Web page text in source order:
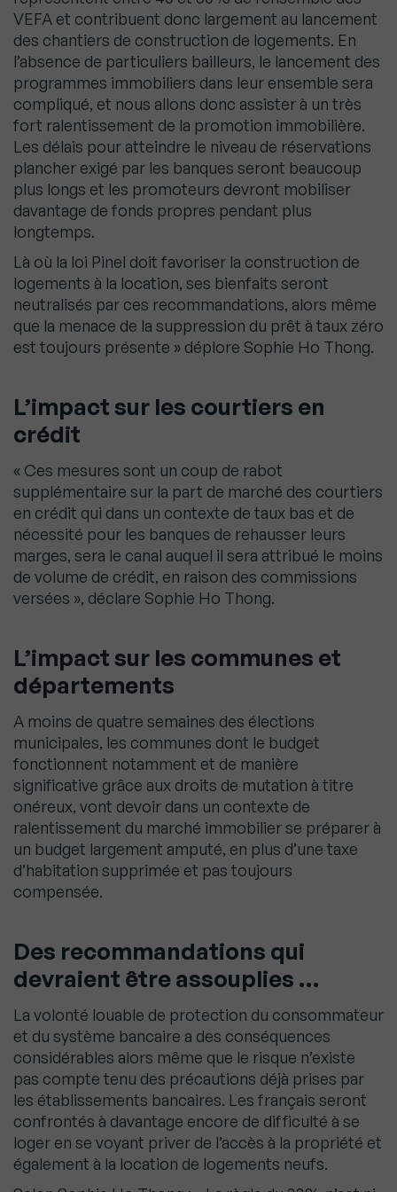
VEFA et contribuent donc largement au lancement
des chantiers de construction de logements. En
l’absence de particuliers bailleurs, le lancement des
programmes immobiliers dans leur ensemble sera
compliqué, et nous allons donc assister à un très
fort ralentissement de la promotion immobilière.
Les délais pour atteindre le niveau de réservations
plancher exigé par les banques seront beaucoup
plus longs et les promoteurs devront mobiliser
davantage de fonds propres pendant plus
longtemps.
Là où la loi Pinel doit favoriser la construction de
logements à la location, ses bienfaits seront
neutralisés par ces recommandations, alors même
que la menace de la suppression du prêt à taux zéro
est toujours présente » déplore Sophie Ho Thong.
L’impact sur les courtiers en
crédit
« Ces mesures sont un coup de rabot
supplémentaire sur la part de marché des courtiers
en crédit qui dans un contexte de taux bas et de
nécessité pour les banques de rehausser leurs
marges, sera le canal auquel il sera attribué le moins
de volume de crédit, en raison des commissions
versées », déclare Sophie Ho Thong.
L’impact sur les communes et
départements
A moins de quatre semaines des élections
municipales, les communes dont le budget
fonctionnent notamment et de manière
significative grâce aux droits de mutation à titre
onéreux, vont devoir dans un contexte de
ralentissement du marché immobilier se préparer à
un budget largement amputé, en plus d’une taxe
d’habitation supprimée et pas toujours
compensée.
Des recommandations qui
devraient être assouplies …
La volonté louable de protection du consommateur
et du système bancaire a des conséquences
considérables alors même que le risque n’existe
pas compte tenu des précautions déjà prises par
les établissements bancaires. Les français seront
confrontés à davantage encore de difficulté à se
loger en se voyant priver de l’accès à la propriété et
également à la location de logements neufs.